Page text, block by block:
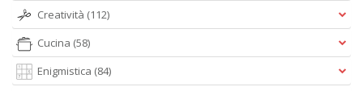
Creatività (112)
Cucina (58)
Enigmistica (84)